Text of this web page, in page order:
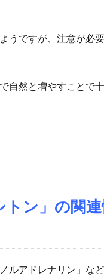
うですが、注意が必要
自然と増やすことで
トン」の関
ルアドレナリン」な